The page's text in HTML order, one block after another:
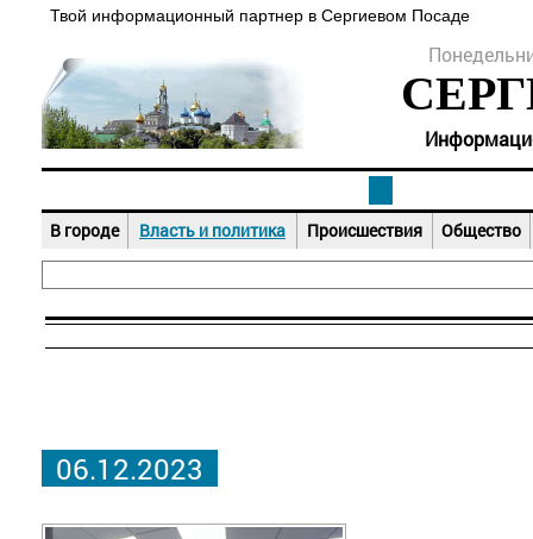
Твой информационный партнер в Сергиевом Посаде
В городе Власть и политика Происшествия Общество
06.12.2023